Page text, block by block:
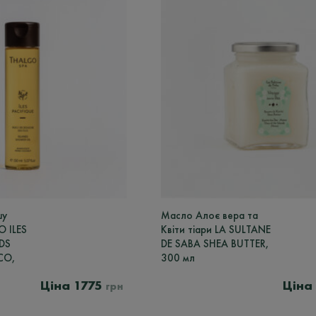
ILES
1775 грн
Масло Алоє вера та
Квіти тіари LA SULTANE
DE SABA SHEA BUTTER,
300 мл